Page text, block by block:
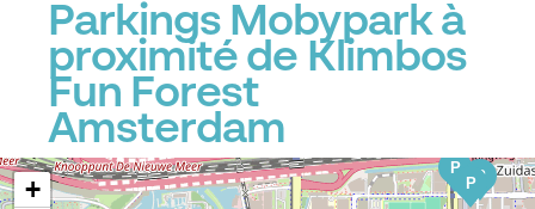
Parkings Mobypark à
proximité de Klimbos
Fun Forest
Amsterdam
P
P
P
P
P
P
+